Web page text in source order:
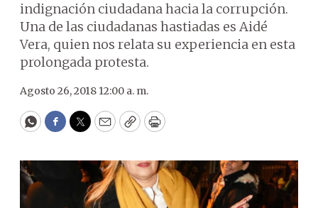
indignación ciudadana hacia la corrupción.
Una de las ciudadanas hastiadas es Aidé
Vera, quien nos relata su experiencia en esta
prolongada protesta.
Agosto 26, 2018 12:00 a. m.
WhatsApp
Facebook
Twitter
EmailCopyPrint